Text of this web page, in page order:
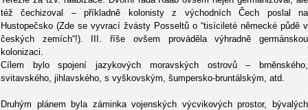
též čechizoval – příkladně kolonisty z východních Čech poslal na
Hustopečsko (Zde se vyvrací žvásty Posseltů o “tisícileté německé půdě v
českých zemích“!). III. říše ovšem prováděla výhradně germánskou
kolonizaci.
Cílem bylo spojení jazykových moravských ostrovů – brněnského,
svitavského, jihlavského, s vyškovským, šumpersko-bruntálským, atd.
Druhým plánem byla záminka vojenských výcvikových prostor, bývalých